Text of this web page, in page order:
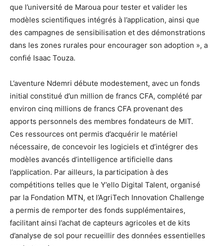
que l’université de Maroua pour tester et valider les
modèles scientifiques intégrés à l’application, ainsi que
des campagnes de sensibilisation et des démonstrations
dans les zones rurales pour encourager son adoption », a
confié Isaac Touza.
L’aventure Ndemri débute modestement, avec un fonds
initial constitué d’un million de francs CFA, complété par
environ cinq millions de francs CFA provenant des
apports personnels des membres fondateurs de MIT.
Ces ressources ont permis d’acquérir le matériel
nécessaire, de concevoir les logiciels et d’intégrer des
modèles avancés d’intelligence artificielle dans
l’application. Par ailleurs, la participation à des
compétitions telles que le Y’ello Digital Talent, organisé
par la Fondation MTN, et l’AgriTech Innovation Challenge
a permis de remporter des fonds supplémentaires,
facilitant ainsi l’achat de capteurs agricoles et de kits
d’analyse de sol pour recueillir des données essentielles